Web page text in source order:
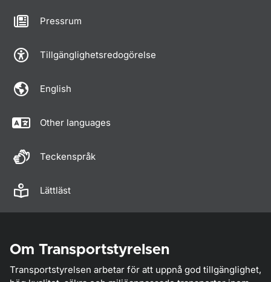
Pressrum
Tillgänglighetsredogörelse
English
Other languages
Teckenspråk
Lättläst
Om Transportstyrelsen
Transportstyrelsen arbetar för att uppnå god tillgänglighet,